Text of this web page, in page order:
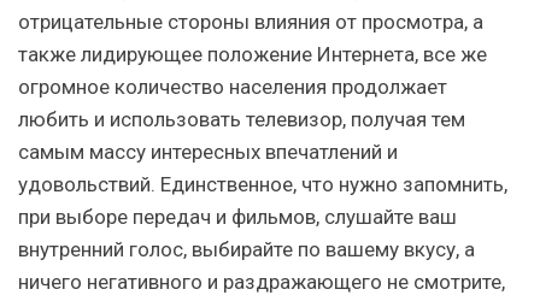
отрицательные стороны влияния от просмотра, а
также лидирующее положение Интернета, все же
огромное количество населения продолжает
любить и использовать телевизор, получая тем
самым массу интересных впечатлений и
удовольствий. Единственное, что нужно запомнить,
при выборе передач и фильмов, слушайте ваш
внутренний голос, выбирайте по вашему вкусу, а
ничего негативного и раздражающего не смотрите,